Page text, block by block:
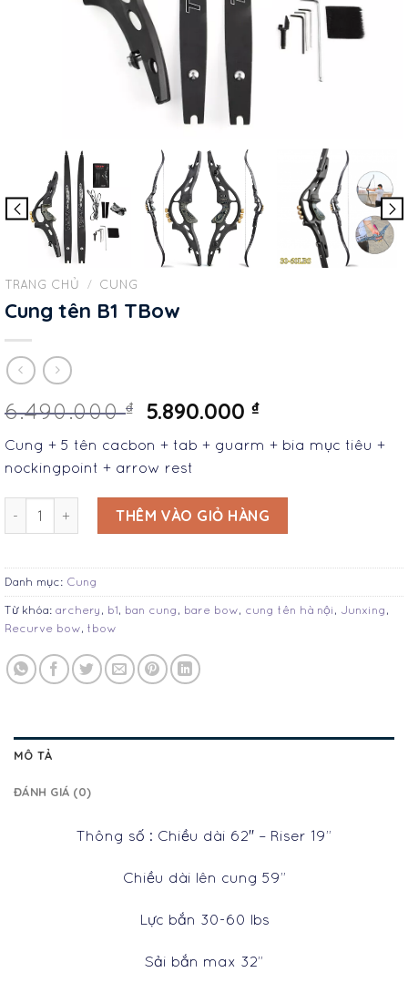
TRANG CHỦ / CUNG
Cung tên B1 TBow
6.490.000₫ 5.890.000₫
Cung + 5 tên cacbon + tab + guarm + bia mục tiêu +
nockingpoint + arrow rest
Cung tên B1 TBow số lượngTHÊM VÀO GIỎ HÀNG
Danh mục: Cung
Từ khóa: archery , b1, ban cung , bare bow, cung tên hà nội , Junxing ,
Recurve bow, tbow
MÔ TẢ
ĐÁNH GIÁ (0)
Thông số : Chiều dài 62″ – Riser 19”
Chiều dài lên cung 59”
Lực bắn 30-60 lbs
Sải bắn max 32”